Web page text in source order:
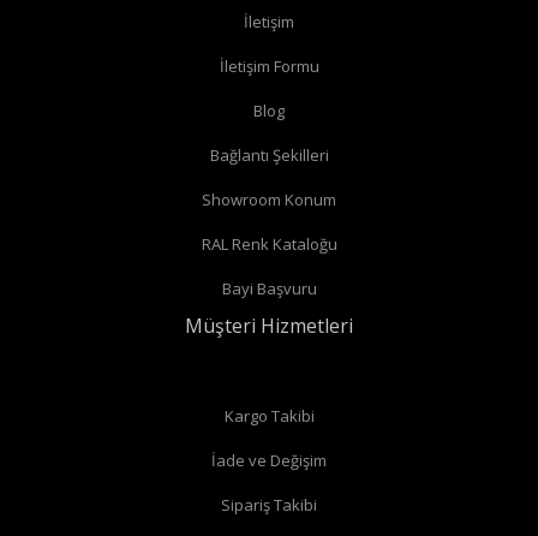
İletişim
İletişim Formu
Blog
Bağlantı Şekilleri
Showroom Konum
RAL Renk Kataloğu
Bayi Başvuru
Müşteri Hizmetleri
Kargo Takibi
İade ve Değişim
Sipariş Takibi